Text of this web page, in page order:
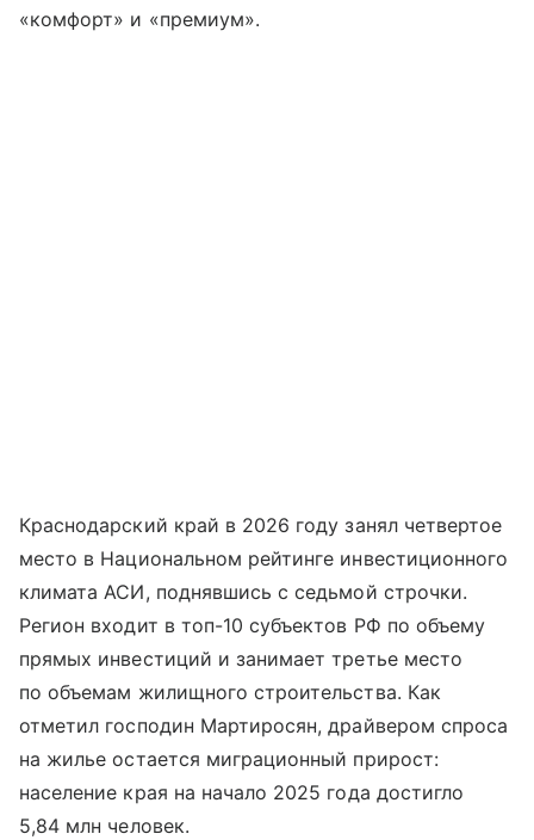
«комфорт» и «премиум».
Краснодарский край в 2026 году занял четвертое
место в Национальном рейтинге инвестиционного
климата АСИ, поднявшись с седьмой строчки.
Регион входит в топ-10 субъектов РФ по объему
прямых инвестиций и занимает третье место
по объемам жилищного строительства. Как
отметил господин Мартиросян, драйвером спроса
на жилье остается миграционный прирост:
население края на начало 2025 года достигло
5,84 млн человек.